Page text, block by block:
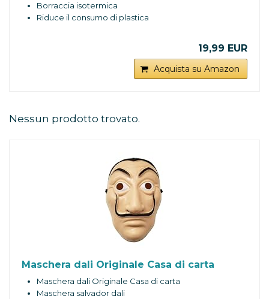
Borraccia isotermica
Riduce il consumo di plastica
19,99 EUR
Acquista su Amazon
Nessun prodotto trovato.
Maschera dali Originale Casa di carta
Maschera dali Originale Casa di carta
Maschera salvador dali